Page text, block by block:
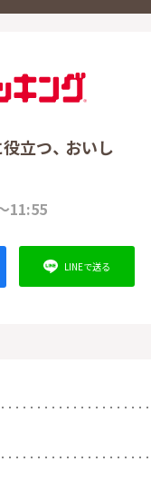
立つ、 おいし
11:55
LINEで送る